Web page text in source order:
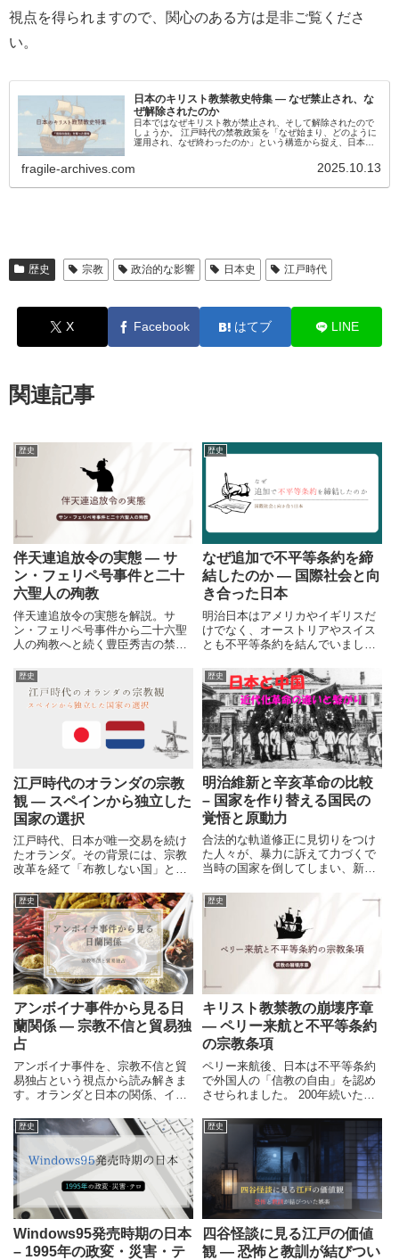
視点を得られますので、関心のある方は是非ご覧くださ
い。
日本のキリスト教禁教史特集 ― なぜ禁止され、な
ぜ解除されたのか
日本ではなぜキリスト教が禁止され、そして解除されたので
しょうか。 江戸時代の禁教政策を「なぜ始まり、どのように
運用され、なぜ終わったのか」という構造から捉え、日本の
代の信教の自由や多文化共生を考える視点を得られる特集で
す。
fragile-archives.com 2025.10.13
歴史 宗教 政治的な影響 日本史 江戸時代
X Facebook はてブ LINE
関連記事
歴史
伴天連追放令の実態 ― サ
ン・フェリペ号事件と二十
六聖人の殉教
伴天連追放令の実態を解説。サ
ン・フェリペ号事件から二十六聖
人の殉教へと続く豊臣秀吉の禁教
介します。
歴史
なぜ追加で不平等条約を締
結したのか ― 国際社会と向
き合った日本
明治日本はアメリカやイギリスだ
けでなく、オーストリアやスイス
とも不平等条約を結んでいまし
った条約網を解説します。
歴史
江戸時代のオランダの宗教
観 ― スペインから独立した
国家の選択
江戸時代、日本が唯一交易を続け
たオランダ。その背景には、宗教
改革を経て「布教しない国」とな
スペインからの独立と宗教の自
由、そして現実主義の外交をたど
ります。
歴史
明治維新と辛亥革命の比較
– 国家を作り替える国民の
覚悟と原動力
合法的な軌道修正に見切りをつけ
た人々が、暴力に訴えて力づくで
当時の国家を倒してしまい、新し
た。またお隣の中国でも、日本を
追いかけるように同じような革命
の波が起きています。今回は、自
分たちの住んでいる国を武力で倒
そうと立ち上がった人たちの原動
力について理解を深めるために、
日本と中国の近代史に起きた革命
について掘り下げて考えてみよう
と思います。
歴史
アンボイナ事件から見る日
蘭関係 ― 宗教不信と貿易独
占
アンボイナ事件を、宗教不信と貿
易独占という視点から読み解きま
す。オランダと日本の関係、イギ
を整理し、事件の背景と意味を立
体的に解説します。
歴史
キリスト教禁教の崩壊序章
― ペリー来航と不平等条約
の宗教条項
ペリー来航後、日本は不平等条約
で外国人の「信教の自由」を認め
させられました。 200年続いたキ
代を、宗教条項の原文と共に紐解
きます。
歴史
Windows95発売時期の日本
– 1995年の政変・災害・テ
歴史
四谷怪談に見る江戸の価値
観 ― 恐怖と教訓が結びつい